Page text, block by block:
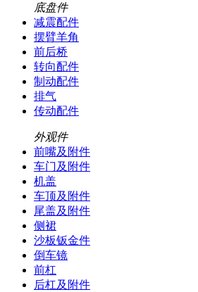
底盘件
减震配件
摆臂羊角
前后桥
转向配件
制动配件
排气
传动配件
外观件
前嘴及附件
车门及附件
机盖
车顶及附件
尾盖及附件
侧裙
沙板钣金件
倒车镜
前杠
后杠及附件